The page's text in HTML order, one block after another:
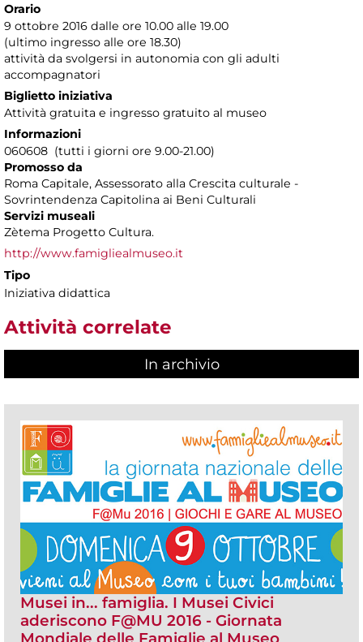
Orario
9 ottobre 2016 dalle ore 10.00 alle 19.00
(ultimo ingresso alle ore 18.30)
attività da svolgersi in autonomia con gli adulti
accompagnatori
Biglietto iniziativa
Attività gratuita e ingresso gratuito al museo
Informazioni
060608 (tutti i giorni ore 9.00-21.00)
Promosso da
Roma Capitale, Assessorato alla Crescita culturale -
Sovrintendenza Capitolina ai Beni Culturali
Servizi museali
Zètema Progetto Cultura.
http://www.famigliealmuseo.it
Tipo
Iniziativa didattica
Attività correlate
In archivio
Musei in... famiglia. I Musei Civici
aderiscono F@MU 2016 - Giornata
Mondiale delle Famiglie al Museo